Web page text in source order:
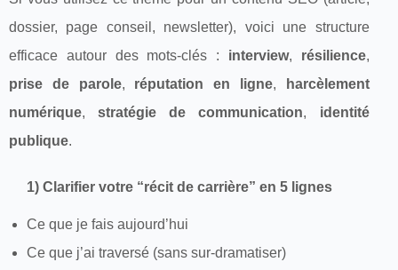
dossier, page conseil, newsletter), voici une structure
efficace autour des mots-clés : interview, résilience,
prise de parole, réputation en ligne,
harcèlement
numérique,stratégie de communication, identité
publique.
1) Clarifier votre “récit de carrière” en 5 lignes
Ce que je fais aujourd’hui
Ce que j’ai traversé (sans sur-dramatiser)